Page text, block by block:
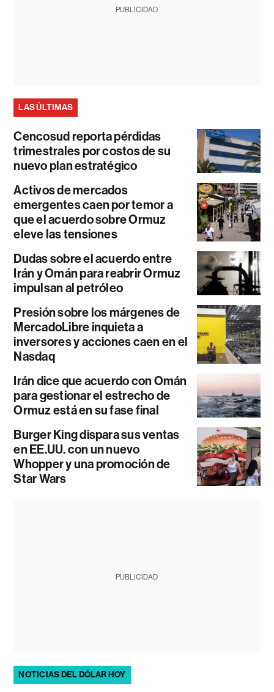
PUBLICIDAD
LAS ÚLTIMAS
Cencosud reporta pérdidas
trimestrales por costos de su
nuevo plan estratégico
Activos de mercados
emergentes caen por temor a
que el acuerdo sobre Ormuz
eleve las tensiones
Dudas sobre el acuerdo entre
Irán y Omán para reabrir Ormuz
impulsan al petróleo
Presión sobre los márgenes de
MercadoLibre inquieta a
inversores y acciones caen en el
Nasdaq
Irán dice que acuerdo con Omán
para gestionar el estrecho de
Ormuz está en su fase final
Burger King dispara sus ventas
en EE.UU. con un nuevo
Whopper y una promoción de
Star Wars
PUBLICIDAD
NOTICIAS DEL DÓLAR HOY